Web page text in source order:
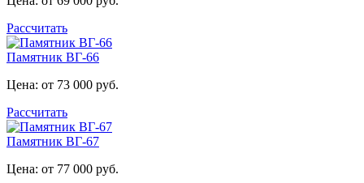
Рассчитать
Памятник ВГ-66
Цена: от 73 000 руб.
Рассчитать
Памятник ВГ-67
Цена: от 77 000 руб.